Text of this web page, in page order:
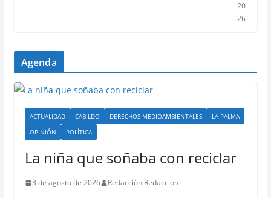
20
26
Agenda
ACTUALIDAD CABILDO DERECHOS MEDIOAMBIENTALES
LA PALMA
OPINIÓN
POLÍTICA
La niña que soñaba con reciclar
3 de agosto de 2026 Redacción Redacción